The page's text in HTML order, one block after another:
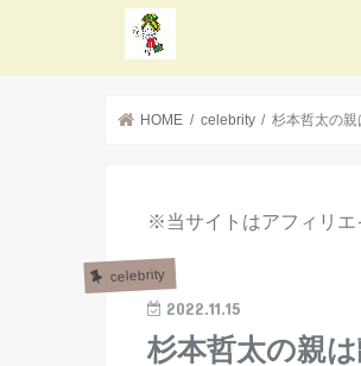
HOME celebrity 杉本哲太の
※当サイトはアフィリ
celebrity
2022.11.15
杉本哲太の親